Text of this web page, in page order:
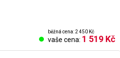
běžná cena: 2 450 Kč
vaše cena: 1 519 Kč